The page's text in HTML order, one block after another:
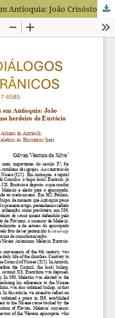
A disputa entre nicenos e arianos em Antioquia: João Crisóstomo e a defesa de Melécio como herdeiro de Eustácio.